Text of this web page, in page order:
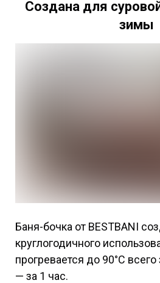
Создана для
зимы
Баня-бочка от BESTBANI
круглогодичного
прогревается до 90°C
— за 1 час.